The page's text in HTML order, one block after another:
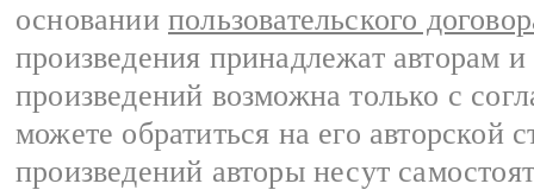
основании пользовательского
произведения принадлежат авторам
произведений возможна только с
можете обратиться на его авторской
произведений авторы несут